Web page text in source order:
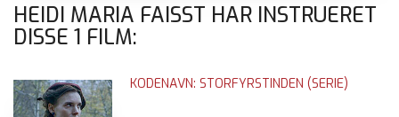
HEIDI MARIA FAISST HAR INSTRUERET
DISSE 1 FILM:
KODENAVN: STORFYRSTINDEN (SERIE)